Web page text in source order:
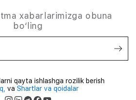
xabarlarimizga obuna
bo‘ling
qayta ishlashga rozilik berish
va Shartlar va qoidalar